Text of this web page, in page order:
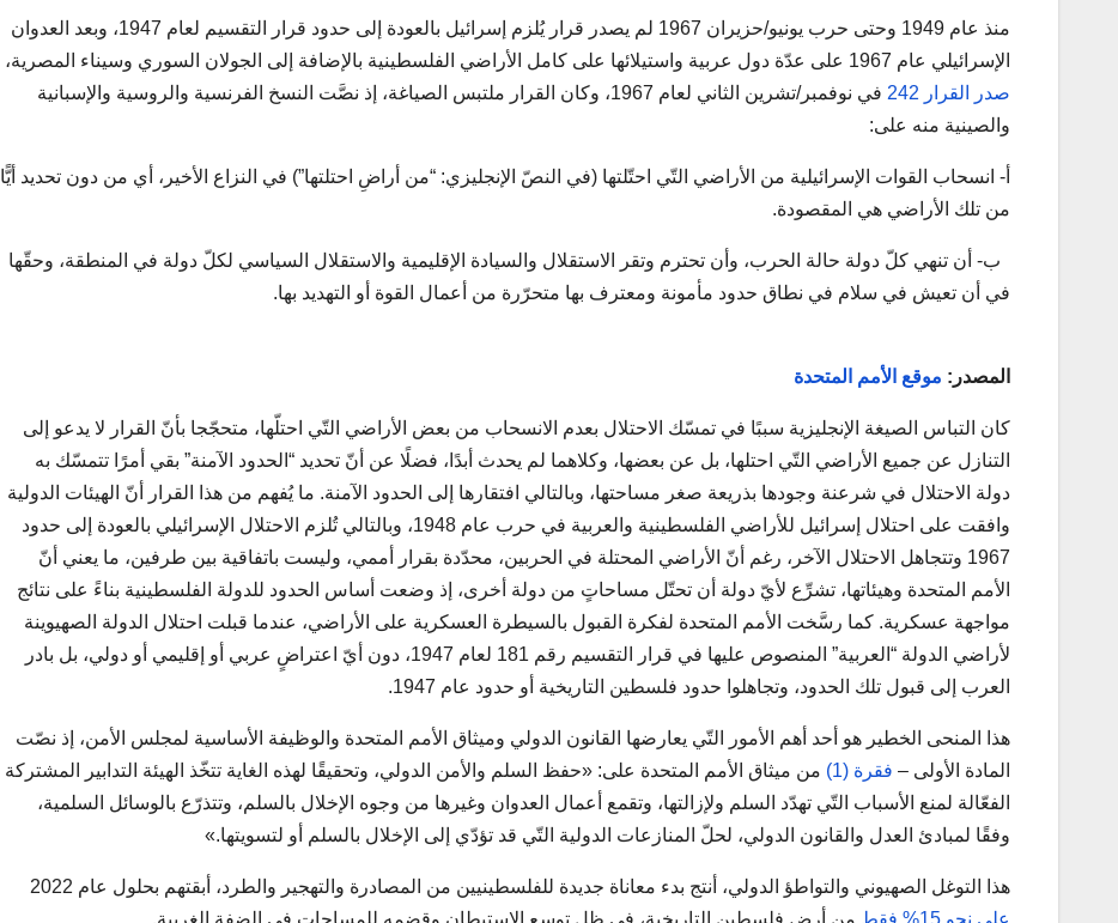
منذ عام 1949 وحتى حرب يونيو/حزيران 1967 لم يصدر قرار يُلزم إسرائيل بالعودة إلى حدود قرار التقسيم لعام 1947، وبعد العدوان
الإسرائيلي عام 1967 على عدّة دول عربية واستيلائها على كامل الأراضي الفلسطينية بالإضافة إلى الجولان السوري وسيناء المصرية،
صدر القرار 242
في نوفمبر/تشرين الثاني لعام 1967، وكان القرار ملتبس الصياغة، إذ نصَّت النسخ الفرنسية والروسية والإسبانية
والصينية منه على:
أ‌- انسحاب القوات الإسرائيلية من الأراضي التّي احتّلتها (في النصّ الإنجليزي: “من أراضِ احتلتها”) في النزاع الأخير، أي من دون تحديد أيًّا
من تلك الأراضي هي المقصودة.
ب‌- أن تنهي كلّ دولة حالة الحرب، وأن تحترم وتقر الاستقلال والسيادة الإقليمية والاستقلال السياسي لكلّ دولة في المنطقة، وحقّها
في أن تعيش في سلام في نطاق حدود مأمونة ومعترف بها متحرّرة من أعمال القوة أو التهديد بها.
المصدر: موقع الأمم المتحدة
كان التباس الصيغة الإنجليزية سببًا في تمسّك الاحتلال بعدم الانسحاب من بعض الأراضي التّي احتلّها، متحجّجا بأنّ القرار لا يدعو إلى
التنازل عن جميع الأراضي التّي احتلها، بل عن بعضها، وكلاهما لم يحدث أبدًا، فضلًا عن أنّ تحديد “الحدود الآمنة” بقي أمرًا تتمسّك به
دولة الاحتلال في شرعنة وجودها بذريعة صغر مساحتها، وبالتالي افتقارها إلى الحدود الآمنة. ما يُفهم من هذا القرار أنّ الهيئات الدولية
وافقت على احتلال إسرائيل للأراضي الفلسطينية والعربية في حرب عام 1948، وبالتالي تُلزم الاحتلال الإسرائيلي بالعودة إلى حدود
1967 وتتجاهل الاحتلال الآخر، رغم أنّ الأراضي المحتلة في الحربين، محدّدة بقرار أممي، وليست باتفاقية بين طرفين، ما يعني أنّ
الأمم المتحدة وهيئاتها، تشرِّع لأيّ دولة أن تحتّل مساحاتٍ من دولة أخرى، إذ وضعت أساس الحدود للدولة الفلسطينية بناءً على نتائج
مواجهة عسكرية. كما رسَّخت الأمم المتحدة لفكرة القبول بالسيطرة العسكرية على الأراضي، عندما قبلت احتلال الدولة الصهيوينة
لأراضي الدولة “العربية” المنصوص عليها في قرار التقسيم رقم 181 لعام 1947، دون أيّ اعتراضٍ عربي أو إقليمي أو دولي، بل بادر
العرب إلى قبول تلك الحدود، وتجاهلوا حدود فلسطين التاريخية أو حدود عام 1947.
هذا المنحى الخطير هو أحد أهم الأمور التّي يعارضها القانون الدولي وميثاق الأمم المتحدة والوظيفة الأساسية لمجلس الأمن، إذ نصّت
المادة الأولى – فقرة (1)
من ميثاق الأمم المتحدة على: «حفظ السلم والأمن الدولي، وتحقيقًا لهذه الغاية تتخّذ الهيئة التدابير المشتركة
الفعّالة لمنع الأسباب التّي تهدّد السلم ولإزالتها، وتقمع أعمال العدوان وغيرها من وجوه الإخلال بالسلم، وتتذرّع بالوسائل السلمية،
وفقًا لمبادئ العدل والقانون الدولي، لحلّ المنازعات الدولية التّي قد تؤدّي إلى الإخلال بالسلم أو لتسويتها.»
هذا التوغل الصهيوني والتواطؤ الدولي، أنتج بدء معاناة جديدة للفلسطينيين من المصادرة والتهجير والطرد، أبقتهم بحلول عام 2022
على نحو 15% فقط
من أرض فلسطين التاريخية، في ظل توسع الاستيطان وقضمه للمساحات في الضفة الغربية.